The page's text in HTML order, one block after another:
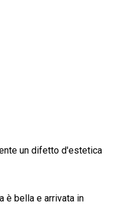
un difetto d'estetica
è bella e arrivata in